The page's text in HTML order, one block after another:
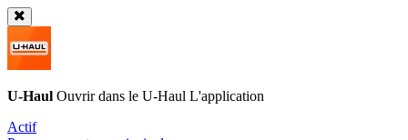
U-Haul Ouvrir dans le U-Haul L'application
Actif